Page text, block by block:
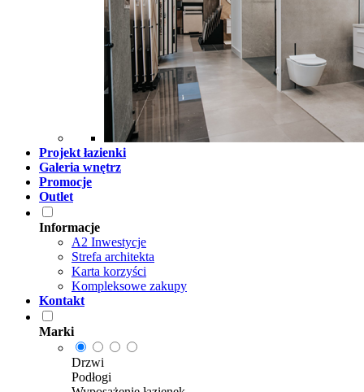
Projekt łazienki
Galeria wnętrz
Promocje
Outlet
Informacje
A2 Inwestycje
Strefa architekta
Karta korzyści
Kompleksowe zakupy
Kontakt
Marki
Drzwi
Podłogi